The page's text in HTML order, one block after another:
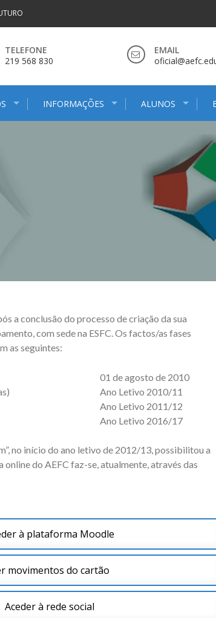
TELEFONE
219 568 830
EMAIL
INFORMAÇÕES ALUNOS
a conclusão do processo de criação da sua
com sede na ESFC. Os factos/as fases
as seguintes:
01 de agosto de 2010
Ano Letivo 2010/11
Ano Letivo 2011/12
Ano Letivo 2016/17
no início do ano letivo de 2012/13, possibilitou a
do AEFC faz-se, atualmente, através das
à plataforma Moodle
movimentos do cartão
Aceder à rede social